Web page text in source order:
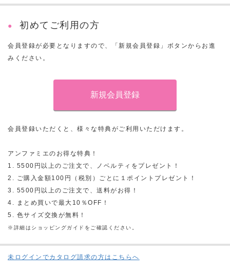
初めてご利用の方
会員登録が必要となりますので、「新規会員登録」ボタンからお進
みください。
会員登録いただくと、様々な特典がご利用いただけます。
アンファミエのお得な特典！
1. 5500円以上のご注文で、ノベルティをプレゼント！
2. ご購入金額100円（税別）ごとに１ポイントプレゼント！
3. 5500円以上のご注文で、送料がお得！
4. まとめ買いで最大10％OFF！
5. 色サイズ交換が無料！
※詳細はショッピングガイドをご確認ください。
未ログインでカタログ請求の方はこちらへ